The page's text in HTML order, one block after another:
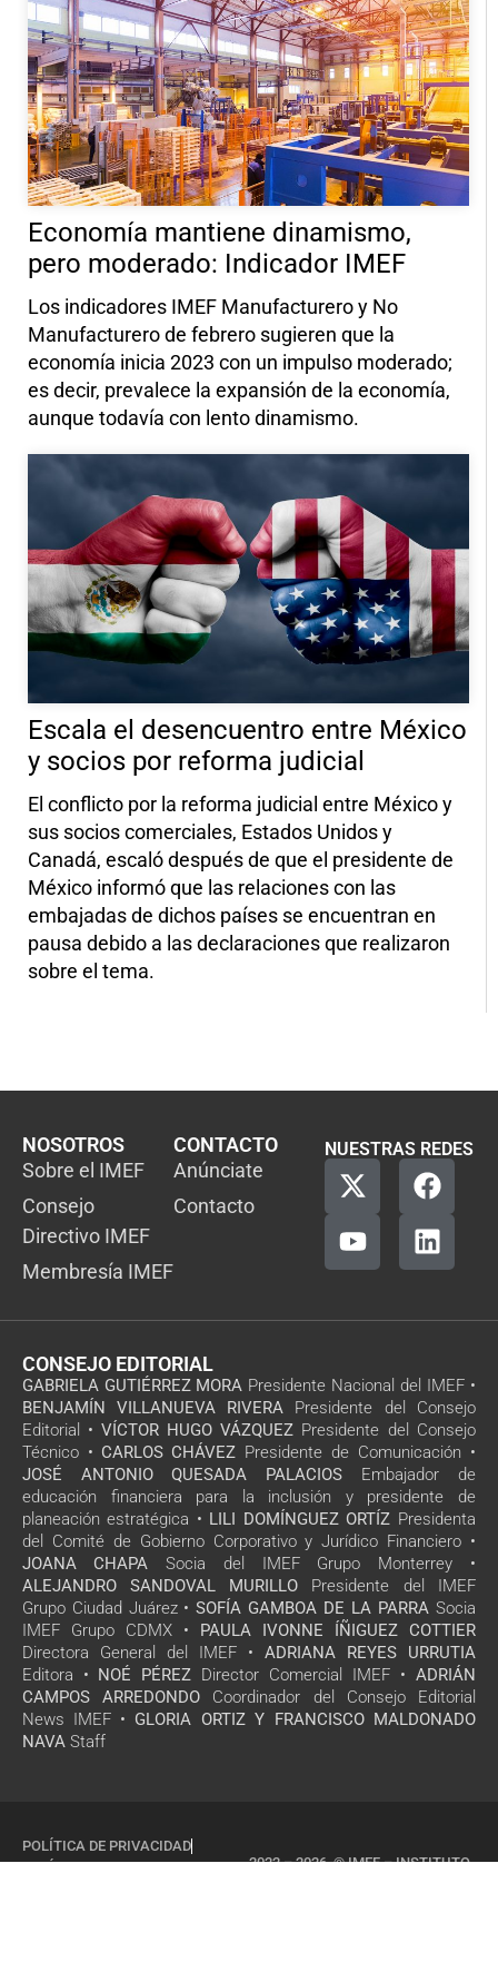
Economía mantiene dinamismo,
pero moderado: Indicador IMEF
Los indicadores IMEF Manufacturero y No
Manufacturero de febrero sugieren que la
economía inicia 2023 con un impulso moderado;
es decir, prevalece la expansión de la economía,
aunque todavía con lento dinamismo.
Escala el desencuentro entre México
y socios por reforma judicial
El conflicto por la reforma judicial entre México y
sus socios comerciales, Estados Unidos y
Canadá, escaló después de que el presidente de
México informó que las relaciones con las
embajadas de dichos países se encuentran en
pausa debido a las declaraciones que realizaron
sobre el tema.
NOSOTROS
Sobre el IMEF
Consejo
Directivo IMEF
Membresía IMEF
CONTACTO
Anúnciate
Contacto
NUESTRAS REDES
CONSEJO EDITORIAL
GABRIELA GUTIÉRREZ MORA Presidente Nacional del IMEF •
BENJAMÍN VILLANUEVA RIVERA Presidente del Consejo
Editorial • VÍCTOR HUGO VÁZQUEZ Presidente del Consejo
Técnico • CARLOS CHÁVEZ Presidente de Comunicación •
JOSÉ ANTONIO QUESADA PALACIOS Embajador de
educación financiera para la inclusión y presidente de
planeación estratégica • LILI DOMÍNGUEZ ORTÍZ Presidenta
del Comité de Gobierno Corporativo y Jurídico Financiero •
JOANA CHAPA Socia del IMEF Grupo Monterrey •
ALEJANDRO SANDOVAL MURILLO Presidente del IMEF
Grupo Ciudad Juárez • SOFÍA GAMBOA DE LA PARRA Socia
IMEF Grupo CDMX • PAULA IVONNE ÍÑIGUEZ COTTIER
Directora General del IMEF • ADRIANA REYES URRUTIA
Editora • NOÉ PÉREZ Director Comercial IMEF • ADRIÁN
CAMPOS ARREDONDO Coordinador del Consejo Editorial
News IMEF • GLORIA ORTIZ Y FRANCISCO MALDONADO
NAVA Staff
2022 – 2026 © IMEF – INSTITUTO
POLÍTICA DE PRIVACIDAD
POLÍTICA DE COOKIES